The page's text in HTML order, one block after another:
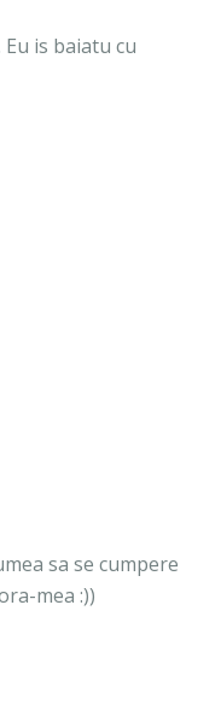
is baiatu cu
sa se cumpere
mea :))